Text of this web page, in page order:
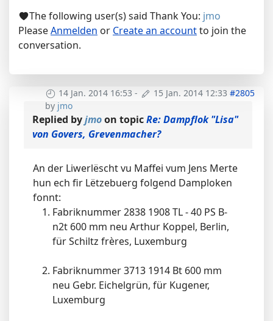
The following user(s) said Thank You: jmo
PleaseAnmelden or Create an accountto join the
conversation.
14 Jan. 2014 16:53 - 15 Jan. 2014 12:33 #2805
by jmo
Replied byjmoon topicRe: Dampflok "Lisa"
von Govers, Grevenmacher?
An der Liwerlëscht vu Maffei vum Jens Merte
hun ech fir Lëtzebuerg folgend Damploken
fonnt:
Fabriknummer 2838 1908 TL - 40 PS B-
n2t 600 mm neu Arthur Koppel, Berlin,
für Schiltz frères, Luxemburg
Fabriknummer 3713 1914 Bt 600 mm
neu Gebr. Eichelgrün, für Kugener,
Luxemburg